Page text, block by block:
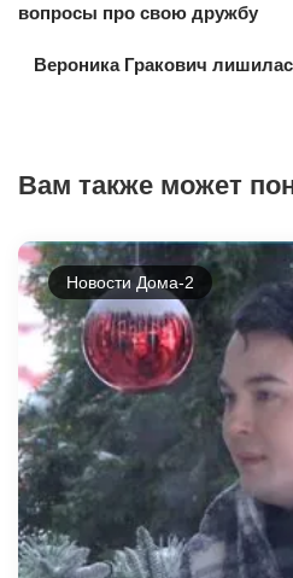
вопросы про свою дружбу
Вероника Гракович
Вам также может
Новости Дома-2